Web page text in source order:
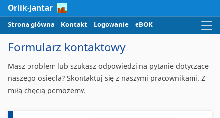
Strona główna Kontakt Logowanie eBOK
Formularz kontaktowy
Masz problem lub szukasz odpowiedzi na pytanie dotyczące
naszego osiedla? Skontaktuj się z naszymi pracownikami. Z
miłą chęcią pomożemy.